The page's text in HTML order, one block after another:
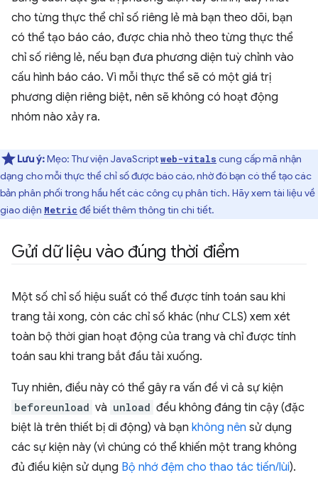
cho từng thực thể chỉ số riêng lẻ mà bạn theo dõi, bạn
có thể tạo báo cáo, được chia nhỏ theo từng thực thể
chỉ số riêng lẻ, nếu bạn đưa phương diện tuỳ chỉnh vào
cấu hình báo cáo. Vì mỗi thực thể sẽ có một giá trị
phương diện riêng biệt, nên sẽ không có hoạt động
nhóm nào xảy ra.
Lưu ý:Mẹo: Thư viện JavaScriptweb-vitals cung cấp mã nhận
dạng cho mỗi thực thể chỉ số được báo cáo, nhờ đó bạn có thể tạo các
bản phân phối trong hầu hết các công cụ phân tích. Hãy xem tài liệu về
giao diện Metric để biết thêm thông tin chi tiết.
Gửi dữ liệu vào đúng thời điểm
Một số chỉ số hiệu suất có thể được tính toán sau khi
trang tải xong, còn các chỉ số khác (như CLS) xem xét
toàn bộ thời gian hoạt động của trang và chỉ được tính
toán sau khi trang bắt đầu tải xuống.
Tuy nhiên, điều này có thể gây ra vấn đề vì cả sự kiện
beforeunload và unload đều không đáng tin cậy (đặc
biệt là trên thiết bị di động) và bạn không nên sử dụng
các sự kiện này (vì chúng có thể khiến một trang không
đủ điều kiện sử dụng Bộ nhớ đệm cho thao tác tiến/lùi).